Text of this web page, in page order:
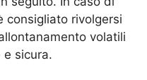
consigliato rivolgersi
volatili
e sicura.